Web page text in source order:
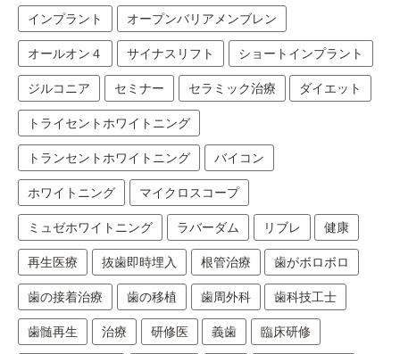
インプラント オープンバリアメンブレン
オールオン４ サイナスリフト ショートインプラント
ジルコニア セミナー セラミック治療 ダイエット
トライセントホワイトニング
トランセントホワイトニング バイコン
ホワイトニング マイクロスコープ
ミュゼホワイトニング ラバーダム リブレ 健康
再生医療 抜歯即時埋入 根管治療 歯がボロボロ
歯の接着治療 歯の移植 歯周外科 歯科技工士
歯髄再生 治療 研修医 義歯 臨床研修